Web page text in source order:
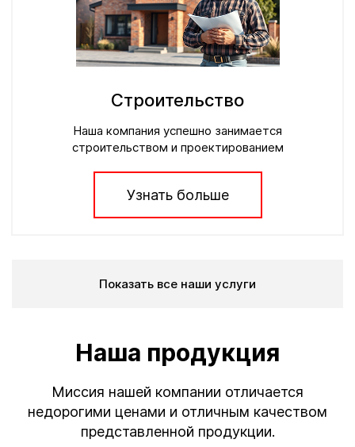
Строительство
Наша компания успешно занимается
строительством и проектированием
Узнать больше
Показать все наши услуги
Наша продукция
Миссия нашей компании отличается
недорогими ценами и отличным качеством
представленной продукции.